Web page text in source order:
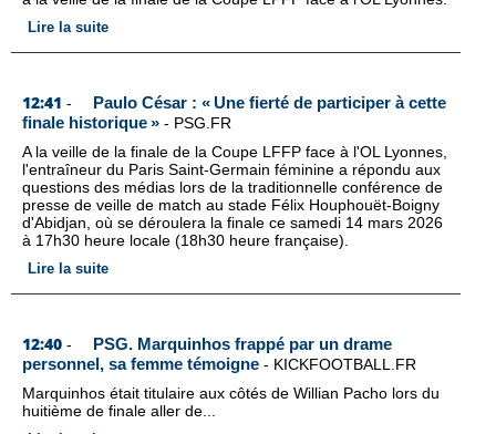
Lire la suite
12:41 -
Paulo César : « Une fierté de participer à cette
finale historique » - PSG.FR
A la veille de la finale de la Coupe LFFP face à l'OL Lyonnes,
l'entraîneur du Paris Saint-Germain féminine a répondu aux
questions des médias lors de la traditionnelle conférence de
presse de veille de match au stade Félix Houphouët-Boigny
d'Abidjan, où se déroulera la finale ce samedi 14 mars 2026
à 17h30 heure locale (18h30 heure française).
Lire la suite
12:40 -
PSG. Marquinhos frappé par un drame
personnel, sa femme témoigne - KICKFOOTBALL.FR
Marquinhos était titulaire aux côtés de Willian Pacho lors du
huitième de finale aller de...